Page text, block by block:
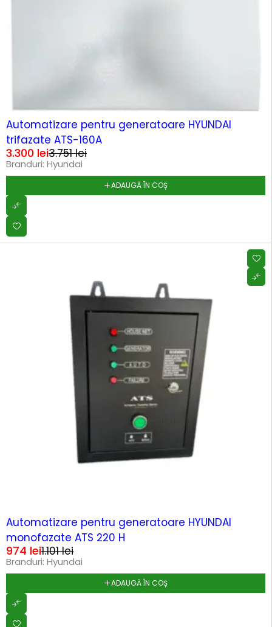
Automatizare pentru generatoare HYUNDAI
trifazate ATS-160A
3.751lei
3.300 lei
Branduri: Hyundai
ADAUGĂ ÎN COȘ
Automatizare pentru generatoare HYUNDAI
monofazate ATS 220 H
1.101lei
974 lei
Branduri: Hyundai
ADAUGĂ ÎN COȘ